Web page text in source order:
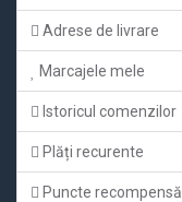
Adrese de livrare
Marcajele mele
Istoricul comenzilor
Plăți recurente
Puncte recompensă